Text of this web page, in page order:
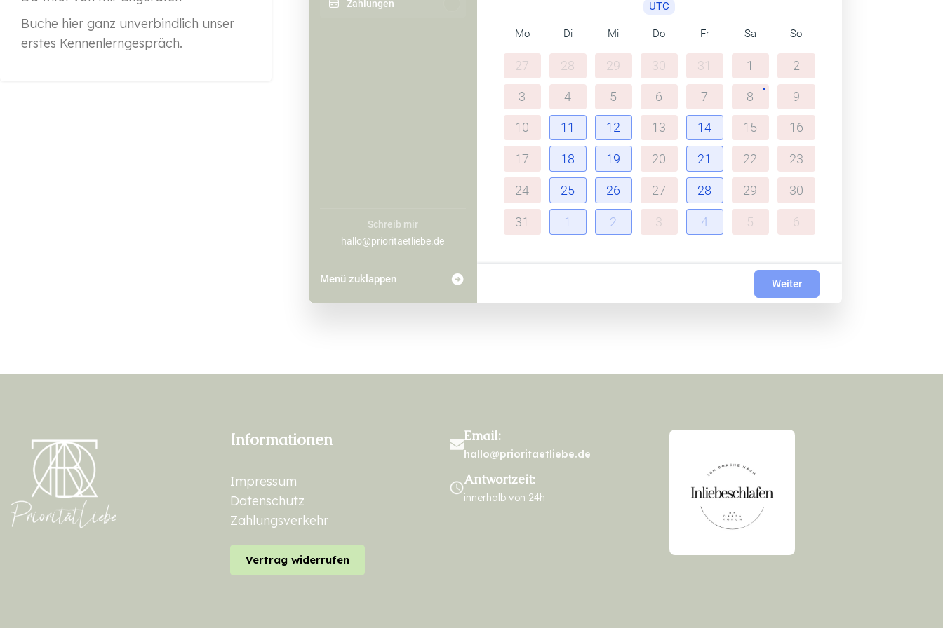
Buche hier ganz unverbindlich unser
erstes Kennenlerngespräch.
Zahlungen
Schreib mir
hallo@prioritaetliebe.de
Menü zuklappen
UTC
Mo Di Mi Do Fr Sa So
27 28 29 30 31 1 2
3 4 5 6 7 8 9
10 11 12 13 14 15 16
17 18 19 20 21 22 23
24 25 26 27 28 29 30
31 1 2 3 4 5 6
Weiter
Informationen
Impressum
Datenschutz
Zahlungsverkehr
Vertrag widerrufen
Email:
hallo@prioritaetliebe.de
Antwortzeit:
innerhalb von 24h